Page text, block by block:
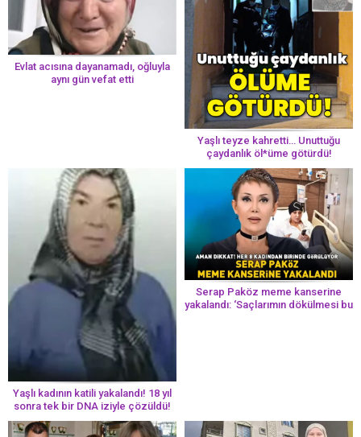
Evlat acısına dayanamadı, oğluyla
aynı gün vefat etti
Yaşlı teyze kahretti… Unuttuğu
çaydanlık öl*üme götürdü!
Yaşlı kadının katili yakalandı! 18 yıl
sonra tek bir DNA iziyle çözüldü!
Serap Paköz meme kanserine
yakalandı: ‘Saçlarımın dökülmesi bu